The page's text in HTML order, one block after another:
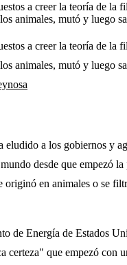
a creer la teoría de la
animales, mutó y luego
a creer la teoría de la
animales, mutó y luego
eludido a los gobiernos y
desde que empezó la
originó en animales o se
de Energía de Estados
certeza" que empezó con